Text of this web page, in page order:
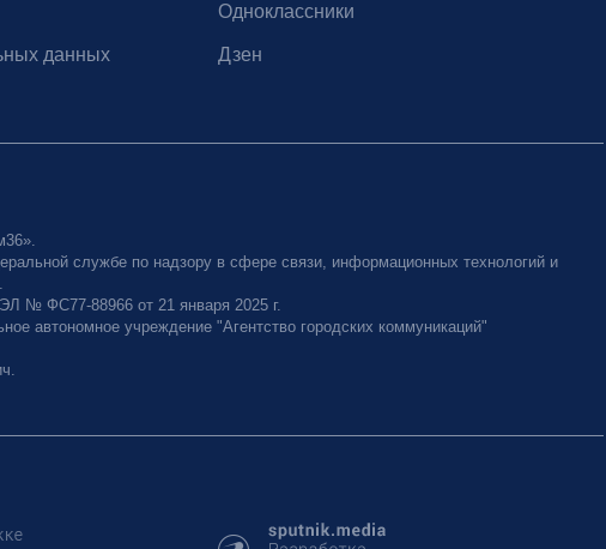
данных
Одноклассники
Дзен
службе по надзору в сфере связи, информационных технологий и
№ ФС77-88966 от 21 января 2025 г.
автономное учреждение "Агентство городских коммуникаций"